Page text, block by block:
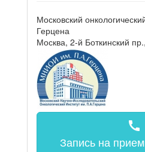
Московский
Герцена
Москва, 2-й Боткинский
call
Запись на прием